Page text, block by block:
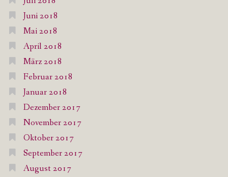
Juni 2018
Mai 2018
April 2018
März 2018
Februar 2018
Januar 2018
Dezember 2017
November 2017
Oktober 2017
September 2017
August 2017